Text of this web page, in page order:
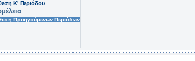
K' Περιόδου
Προηγούμενων Περιόδων